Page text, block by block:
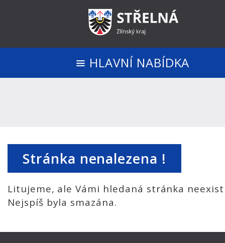
HLAVNÍ NABÍDKA
Stránka nenalezena !
Litujeme, ale Vámi hledaná stránka
Nejspíš byla smazána.